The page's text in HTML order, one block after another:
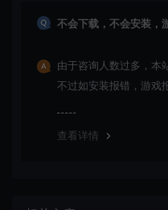
不会下载，不会安装，
由于咨询人数过多，本
不过如安装报错，游戏
查看详情